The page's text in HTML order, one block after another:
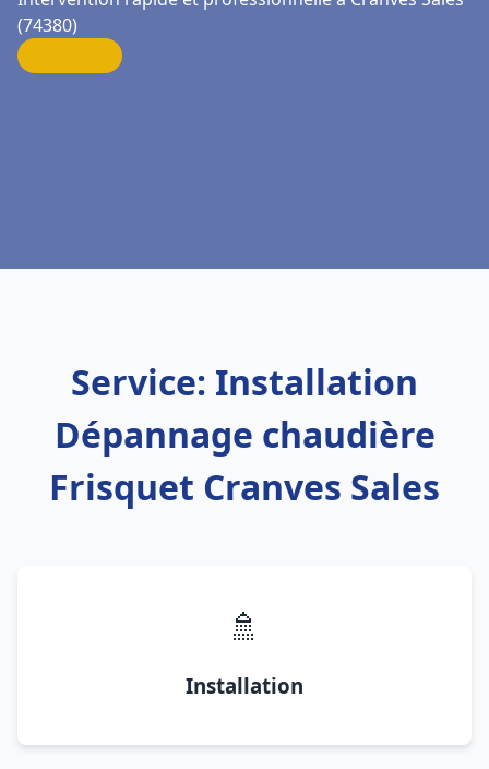
(74380)
Service: Installation
Dépannage chaudière
Frisquet Cranves Sales
🚿
Installation